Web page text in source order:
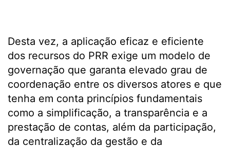
Desta vez, a aplicação eficaz e eficiente
dos recursos do PRR exige um modelo de
governação que garanta elevado grau de
coordenação entre os diversos atores e que
tenha em conta princípios fundamentais
como a simplificação, a transparência e a
prestação de contas, além da participação,
da centralização da gestão e da